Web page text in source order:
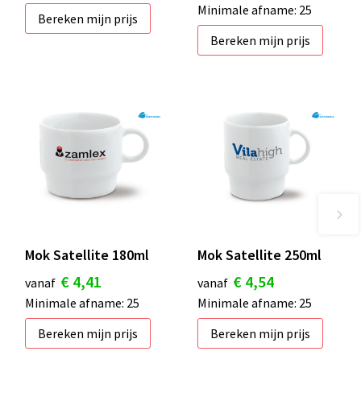
Bereken mijn prijs
Minimale afname: 25
Bereken mijn prijs
Mok Satellite 180ml
vanaf € 4,41
Minimale afname: 25
Bereken mijn prijs
Mok Satellite 250ml
vanaf € 4,54
Minimale afname: 25
Bereken mijn prijs